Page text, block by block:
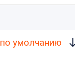
по умолчанию